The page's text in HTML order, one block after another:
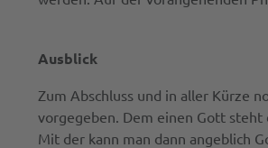
Ausblick
Zum Abschluss und in aller Kürze
vorgegeben. Dem einen Gott steht
Mit der kann man dann angeblich